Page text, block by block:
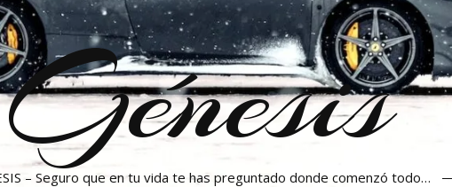
Génesis
– Seguro que en tu vida te has preguntado donde comenzó todo…